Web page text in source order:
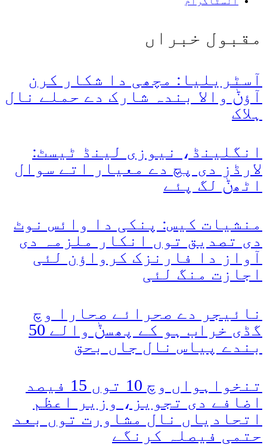
مقبول خبراں
آسٹریلیا: مچھی دا شکار کرن
آؤݨ والا بندہ شارک دے حملے نال
ہلاک
انگلینڈ، نیوزی لینڈ ٹیسٹ:
لارڈز دی پچ دے معیار اتے سوال
اٹھݨ لگ پئے
منشیات کیس: پنکی دا وائس نوٹ
دی تصدیق توں انکار ملزمہ دی
آواز دا فارنزک کرواؤن لئی
اجازت منگ لئی
نائیجر دے صحرائے صحارا وچ
گڈی خراب ہو کے پھسݨ والے 50
بندے پیاس نال جاں بحق
تنخواہواں وچ 10 توں 15 فیصد
اضافے دی تجویز، وزیر اعظم
اتحادیاں نال مشاورت توں بعد
حتمی فیصلہ کرنگے